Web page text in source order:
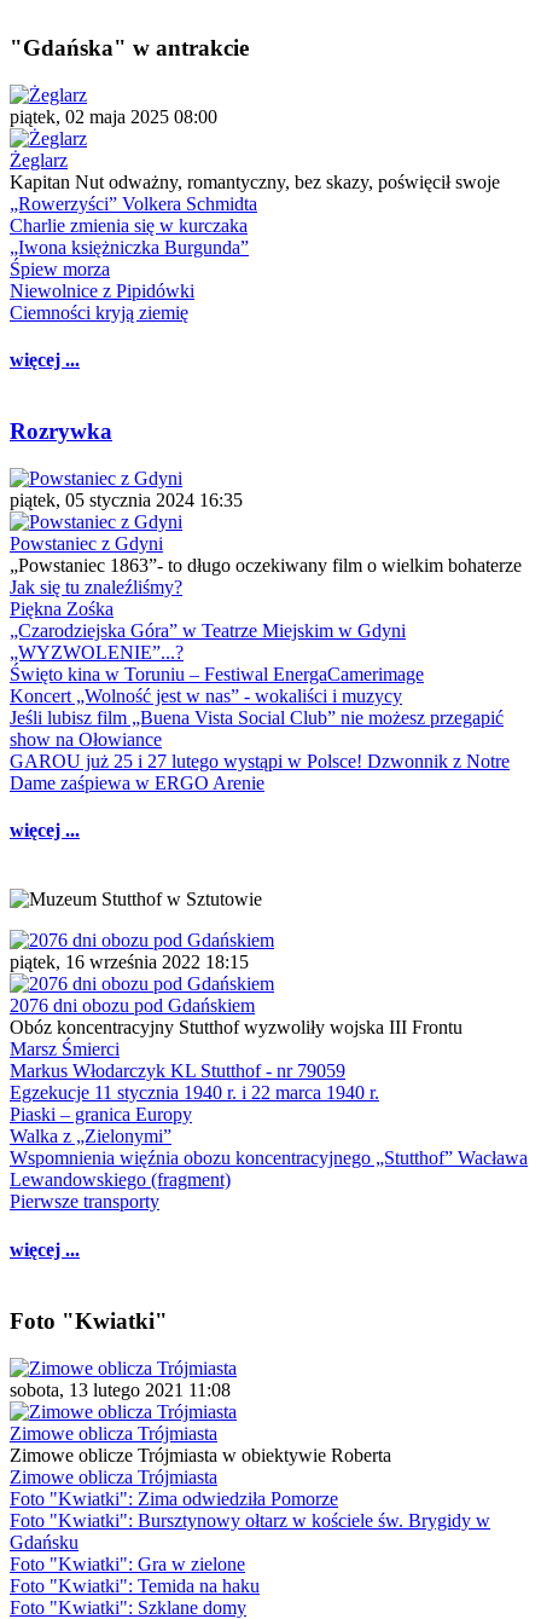
"Gdańska" w antrakcie
piątek, 02 maja 2025 08:00
Żeglarz
Kapitan Nut odważny, romantyczny, bez skazy, poświęcił swoje
„Rowerzyści” Volkera Schmidta
Charlie zmienia się w kurczaka
„Iwona księżniczka Burgunda”
Śpiew morza
Niewolnice z Pipidówki
Ciemności kryją ziemię
więcej ...
Rozrywka
piątek, 05 stycznia 2024 16:35
Powstaniec z Gdyni
„Powstaniec 1863”- to długo oczekiwany film o wielkim bohaterze
Jak się tu znaleźliśmy?
Piękna Zośka
„Czarodziejska Góra” w Teatrze Miejskim w Gdyni
„WYZWOLENIE”...?
Święto kina w Toruniu – Festiwal EnergaCamerimage
Koncert „Wolność jest w nas” - wokaliści i muzycy
Jeśli lubisz film „Buena Vista Social Club” nie możesz przegapić
show na Ołowiance
GAROU już 25 i 27 lutego wystąpi w Polsce! Dzwonnik z Notre
Dame zaśpiewa w ERGO Arenie
więcej ...
piątek, 16 września 2022 18:15
2076 dni obozu pod Gdańskiem
Obóz koncentracyjny Stutthof wyzwoliły wojska III Frontu
Marsz Śmierci
Markus Włodarczyk KL Stutthof - nr 79059
Egzekucje 11 stycznia 1940 r. i 22 marca 1940 r.
Piaski – granica Europy
Walka z „Zielonymi”
Wspomnienia więźnia obozu koncentracyjnego „Stutthof” Wacława
Lewandowskiego (fragment)
Pierwsze transporty
więcej ...
Foto "Kwiatki"
sobota, 13 lutego 2021 11:08
Zimowe oblicza Trójmiasta
Zimowe oblicze Trójmiasta w obiektywie Roberta
Zimowe oblicza Trójmiasta
Foto "Kwiatki": Zima odwiedziła Pomorze
Foto "Kwiatki": Bursztynowy ołtarz w kościele św. Brygidy w
Gdańsku
Foto "Kwiatki": Gra w zielone
Foto "Kwiatki": Temida na haku
Foto "Kwiatki": Szklane domy